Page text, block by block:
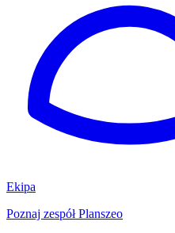
Ekipa
Poznaj zespół Planszeo